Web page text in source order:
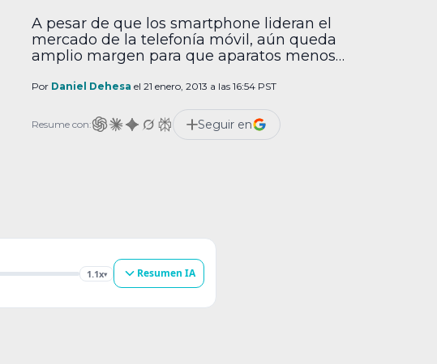
A pesar de que los smartphone lideran el
mercado de la telefonía móvil, aún queda
amplio margen para que aparatos menos
idea, Motorola llevará a México el Motogo!, un
características inteligentes más arcaicas, se
beneficiará de servicios Google. […]
Por Daniel Dehesa el 21 enero, 2013 a las 16:54 PST
Resume con: Seguir en
1.1x▾ Resumen IA